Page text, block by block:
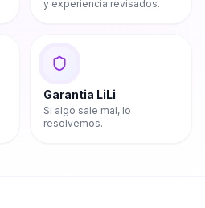
y experiencia revisados.
Garantia LiLi
Si algo sale mal, lo
resolvemos.